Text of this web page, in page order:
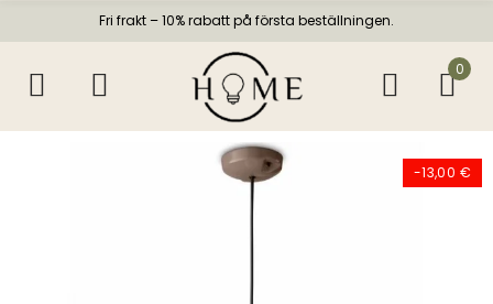
Fri frakt – 10% rabatt på första beställningen.
0
-13,00 €